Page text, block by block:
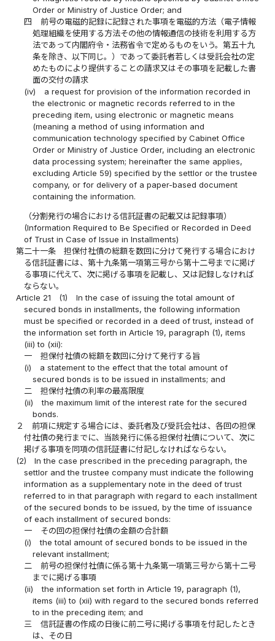
Order or Ministry of Justice Order; and
四
前号の電磁的記録に記録された事項を電磁的方法（電子情報
処理組織を使用する方法その他の情報通信の技術を利用する方
法であって内閣府令・法務省令で定めるものをいう。第五十九
条を除き、以下同じ。）であって委託者若しくは受託会社の定
めたものにより提供することの請求又はその事項を記載した書
面の交付の請求
(iv)
a request for provision of the information recorded in
the electronic or magnetic records referred to in the
preceding item, using electronic or magnetic means
(meaning a method of using information and
communication technology specified by Cabinet Office
Order or Ministry of Justice Order, including an electronic
data processing system; hereinafter the same applies,
excluding Article 59) specified by the settlor or the trustee
company, or for delivery of a paper-based document
containing the information.
（分割発行の場合における信託証書の記載又は記録事項）
(Information Required to Be Specified or Recorded in Deed
of Trust in Case of Issue in Installments)
第二十一条
担保付社債の総額を数回に分けて発行する場合におけ
る信託証書には、第十九条第一項第三号から第十二号までに掲げ
る事項に代えて、次に掲げる事項を記載し、又は記録しなければ
ならない。
Article 21
(1)
In the case of issuing the total amount of
secured bonds in installments, the following information
must be specified or recorded in a deed of trust, instead of
the information set forth in Article 19, paragraph (1), items
(iii) to (xii):
一
担保付社債の総額を数回に分けて発行する旨
(i)
a statement to the effect that the total amount of
secured bonds is to be issued in installments; and
二
担保付社債の利率の最高限度
(ii)
the maximum limit of the interest rate for the secured
bonds.
２
前項に規定する場合には、委託者及び受託会社は、各回の担保
付社債の発行までに、当該発行に係る担保付社債について、次に
掲げる事項を同項の信託証書に付記しなければならない。
(2)
In the case prescribed in the preceding paragraph, the
settlor and the trustee company must indicate the following
information as a supplementary note in the deed of trust
referred to in that paragraph with regard to each installment
of the secured bonds to be issued, by the time of issuance
of each installment of secured bonds:
一
その回の担保付社債の金額の合計額
(i)
the total amount of secured bonds to be issued in the
relevant installment;
二
前号の担保付社債に係る第十九条第一項第三号から第十二号
までに掲げる事項
(ii)
the information set forth in Article 19, paragraph (1),
items (iii) to (xii) with regard to the secured bonds referred
to in the preceding item; and
三
信託証書の作成の日後に前二号に掲げる事項を付記したとき
は、その日